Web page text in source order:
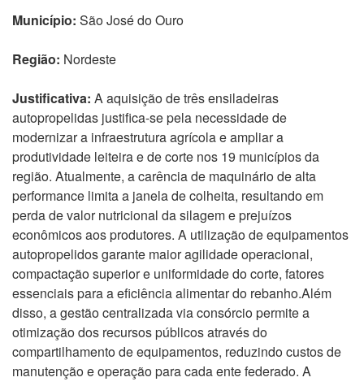
Município: São José do Ouro
Região: Nordeste
Justificativa: A aquisição de três ensiladeiras
autopropelidas justifica-se pela necessidade de
modernizar a infraestrutura agrícola e ampliar a
produtividade leiteira e de corte nos 19 municípios da
região. Atualmente, a carência de maquinário de alta
performance limita a janela de colheita, resultando em
perda de valor nutricional da silagem e prejuízos
econômicos aos produtores. A utilização de equipamentos
autopropelidos garante maior agilidade operacional,
compactação superior e uniformidade do corte, fatores
essenciais para a eficiência alimentar do rebanho.Além
disso, a gestão centralizada via consórcio permite a
otimização dos recursos públicos através do
compartilhamento de equipamentos, reduzindo custos de
manutenção e operação para cada ente federado. A